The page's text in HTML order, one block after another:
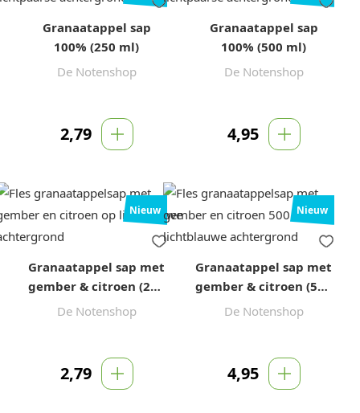
Granaatappel sap
100% (250 ml)
De Notenshop
2,79
Granaatappel sap
100% (500 ml)
De Notenshop
4,95
Nieuw
Granaatappel sap met
gember & citroen (250
ml)
De Notenshop
2,79
Nieuw
Granaatappel sap met
gember & citroen (500
ml)
De Notenshop
4,95